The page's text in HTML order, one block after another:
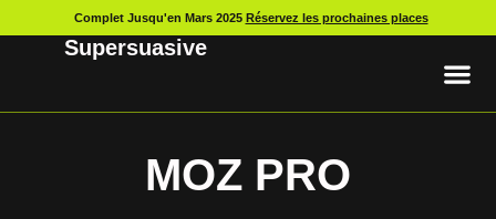
Complet Jusqu'en Mars 2025 Réservez les prochaines places
Supersuasive
MOZ PRO